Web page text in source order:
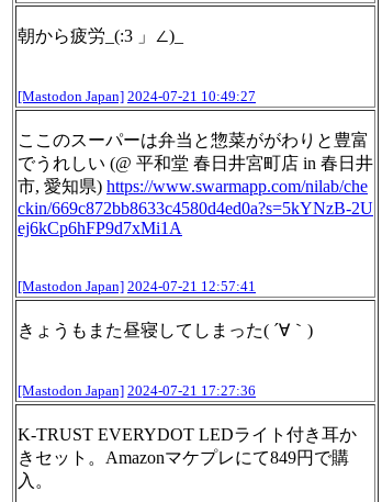
朝から疲労_(:3 」∠)_
[Mastodon Japan] 2024-07-21 10:49:27
ここのスーパーは弁当と惣菜ががわりと豊富
でうれしい (@ 平和堂 春日井宮町店 in 春日井
市, 愛知県) https://www.swarmapp.com/nilab/che
ckin/669c872bb8633c4580d4ed0a?s=5kYNzB-2U
ej6kCp6hFP9d7xMi1A
[Mastodon Japan] 2024-07-21 12:57:41
きょうもまた昼寝してしまった( ´∀｀)
[Mastodon Japan] 2024-07-21 17:27:36
K-TRUST EVERYDOT LEDライト付き耳か
きセット。Amazonマケプレにて849円で購
入。